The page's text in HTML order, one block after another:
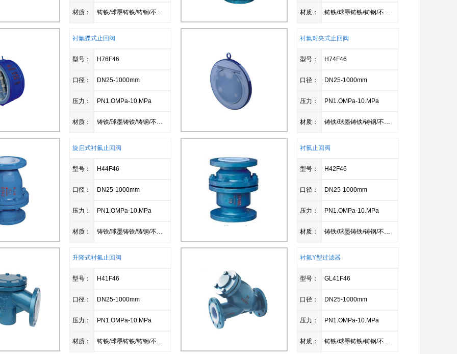
材质： 铸铁/球墨铸铁/铸钢/不锈钢 材质： 铸铁/球墨铸铁/铸钢/不锈钢
衬氟蝶式止回阀
型号： H76F46
口径： DN25-1000mm
压力： PN1.OMPa-10.MPa
材质： 铸铁/球墨铸铁/铸钢/不锈钢
衬氟对夹式止回阀
型号： H74F46
口径： DN25-1000mm
压力： PN1.OMPa-10.MPa
材质： 铸铁/球墨铸铁/铸钢/不锈钢
旋启式衬氟止回阀
型号： H44F46
口径： DN25-1000mm
压力： PN1.OMPa-10.MPa
材质： 铸铁/球墨铸铁/铸钢/不锈钢
衬氟止回阀
型号： H42F46
口径： DN25-1000mm
压力： PN1.OMPa-10.MPa
材质： 铸铁/球墨铸铁/铸钢/不锈钢
升降式衬氟止回阀
型号： H41F46
口径： DN25-1000mm
压力： PN1.OMPa-10.MPa
材质： 铸铁/球墨铸铁/铸钢/不锈钢
衬氟Y型过滤器
型号： GL41F46
口径： DN25-1000mm
压力： PN1.OMPa-10.MPa
材质： 铸铁/球墨铸铁/铸钢/不锈钢